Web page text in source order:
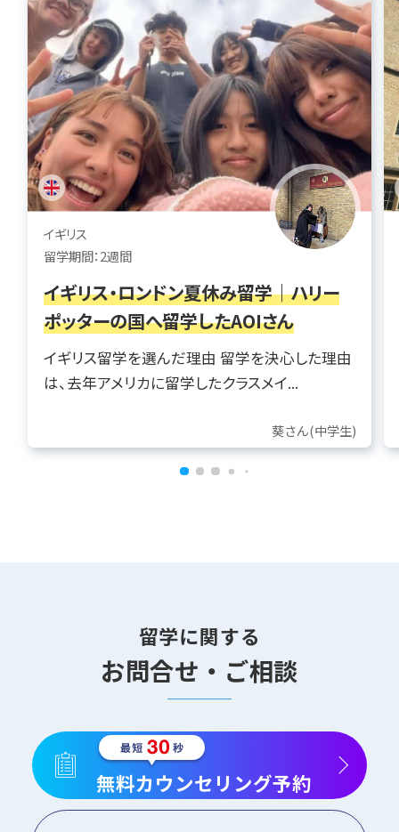
イギリス
留学期間：2週間
イギリス・ロンドン夏休み留学｜ハリー
ポッターの国へ留学したAOIさん
イギリス留学を選んだ理由 留学を決心した理由
は、去年アメリカに留学したクラスメイ...
葵さん(中学生)
留学に関する
お問合せ・ご相談
無料カウンセリング予約